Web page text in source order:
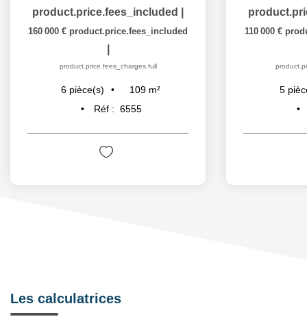
product.price.fees_included
160 000 € product.price.fees_included
product.price.fees_charges.full
6 pièce(s) 109 m²
Réf : 6555
110 000 €
5
Les calculatrices